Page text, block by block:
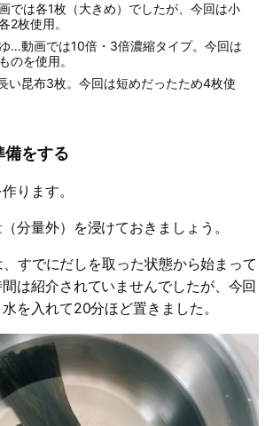
では各1枚（大きめ）でしたが、今回は小
2枚使用。
…動画では10倍・3倍濃縮タイプ。今回は
のを使用。
い昆布3枚。今回は短めだったため4枚使
をする
ります。
分量外）を浸けておきましょう。
すでにだしを取った状態から始まって
は紹介されていませんでしたが、今回
を入れて20分ほど置きました。